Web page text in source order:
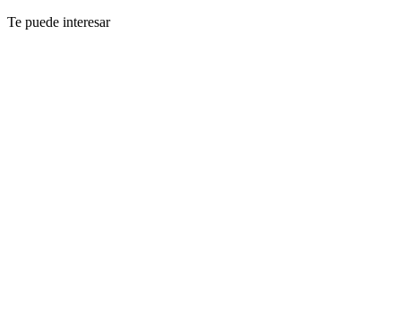
Te puede interesar